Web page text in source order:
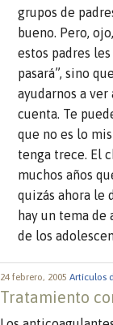
grupos de
bueno. Pero,
estos padres
pasará”, sino
ayudarnos a
cuenta. Te
que no es lo
tenga trece. El
muchos años
quizás ahora le
hay un tema
de los
24 febrero, 2005 Artículos
Tratamiento